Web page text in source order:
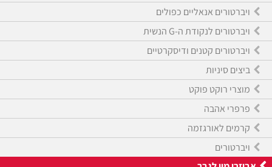
ויברטורים אנאליים כפולים
ויברטורים לנקודת ה-G הנשית
ויברטורים קטנים ודיסקרטיים
ביצים סיניות
מוצרי רוקט פוקט
פרפרי אהבה
קרמים לאורגזמה
ויברטורים